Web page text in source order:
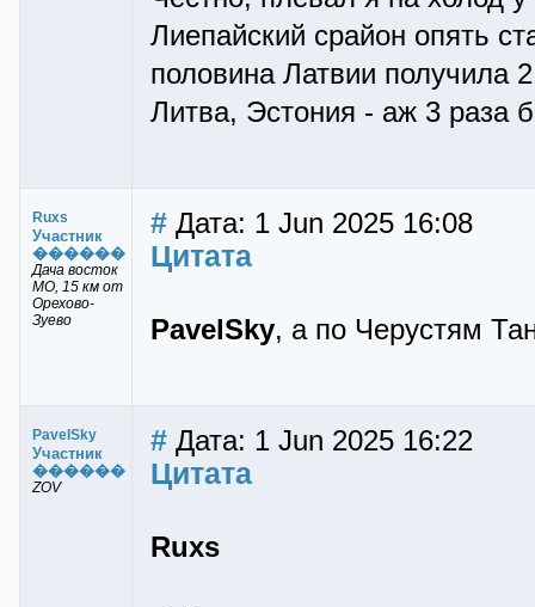
Лиепайский срайон опять
половина Латвии получила
Литва, Эстония - аж 3 раза
Ruxs
Участник
������
Дача восток
МО, 15 км от
Орехово-
Зуево
# Дата: 1 Jun 2025 16:08
Цитата
PavelSky, а по Черустям
PavelSky
Участник
������
ZOV
# Дата: 1 Jun 2025 16:22
Цитата
Ruxs